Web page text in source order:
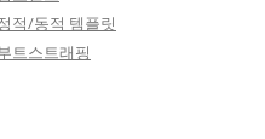
적/동적 템플릿
트스트래핑